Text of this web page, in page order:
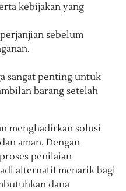
kebijakan yang
sebelum
sangat penting untuk
barang setelah
menghadirkan solusi
aman. Dengan
penilaian
alternatif menarik bagi
dana